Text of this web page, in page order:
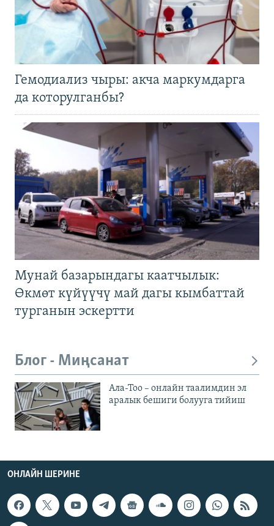
Гемодиализ чыры: акча маркумдарга
да которулганбы?
Мунай базарындагы каатчылык:
Өкмөт күйүүчү май дагы кымбаттай
турганын эскертти
Блог - Миңсанат
Ала-Тоо – онлайн таалимдин эл
аралык бешиги болууга тийиш
ОНЛАЙН ШЕРИНЕ